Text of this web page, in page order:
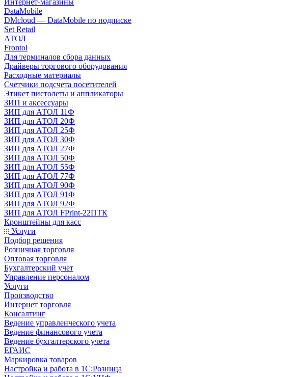
Интернет-магазины
DataMobile
DMcloud — DataMobile по подписке
Set Retail
АТОЛ
Frontol
Для терминалов сбора данных
Драйверы торгового оборудования
Расходные материалы
Счетчики подсчета посетителей
Этикет пистолеты и аппликаторы
ЗИП и аксессуары
ЗИП для АТОЛ 11Ф
ЗИП для АТОЛ 20Ф
ЗИП для АТОЛ 25Ф
ЗИП для АТОЛ 30Ф
ЗИП для АТОЛ 27Ф
ЗИП для АТОЛ 50Ф
ЗИП для АТОЛ 55Ф
ЗИП для АТОЛ 77Ф
ЗИП для АТОЛ 90Ф
ЗИП для АТОЛ 91Ф
ЗИП для АТОЛ 92Ф
ЗИП для АТОЛ FPrint-22ПТК
Кронштейны для касс
Услуги
Подбор решения
Розничная торговля
Оптовая торговля
Бухгалтерский учет
Управление персоналом
Услуги
Производство
Интернет торговля
Консалтинг
Ведение управленческого учета
Ведение финансового учета
Ведение бухгалтерского учета
ЕГАИС
Маркировка товаров
Настройка и работа в 1С:Розница